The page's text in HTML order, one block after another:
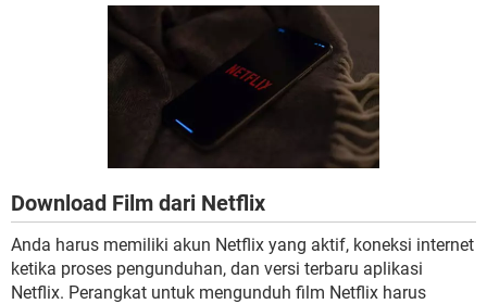
Download Film dari Netflix
Anda harus memiliki akun Netflix yang aktif, koneksi internet
ketika proses pengunduhan, dan versi terbaru aplikasi
Netflix. Perangkat untuk mengunduh film Netflix harus